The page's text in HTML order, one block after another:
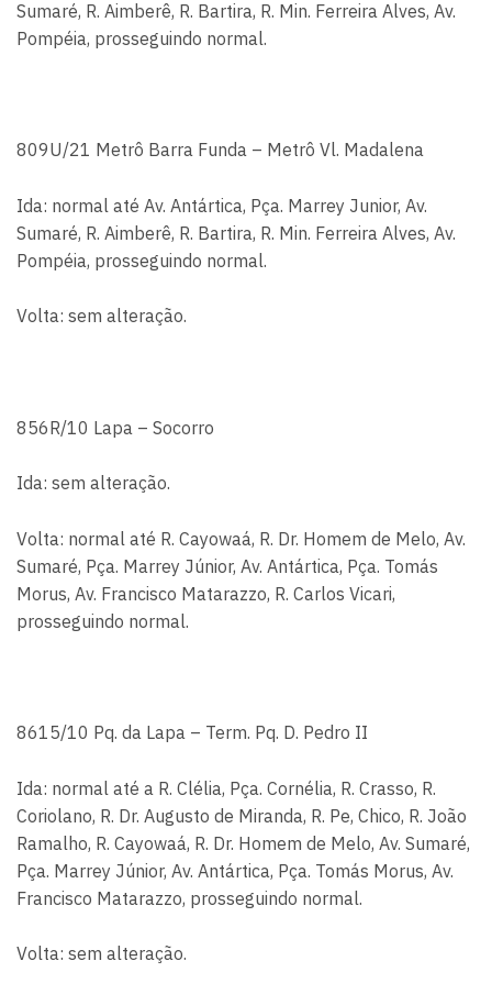
Sumaré, R. Aimberê, R. Bartira, R. Min. Ferreira Alves, Av.
Pompéia, prosseguindo normal.
809U/21 Metrô Barra Funda – Metrô Vl. Madalena
Ida: normal até Av. Antártica, Pça. Marrey Junior, Av.
Sumaré, R. Aimberê, R. Bartira, R. Min. Ferreira Alves, Av.
Pompéia, prosseguindo normal.
Volta: sem alteração.
856R/10 Lapa – Socorro
Ida: sem alteração.
Volta: normal até R. Cayowaá, R. Dr. Homem de Melo, Av.
Sumaré, Pça. Marrey Júnior, Av. Antártica, Pça. Tomás
Morus, Av. Francisco Matarazzo, R. Carlos Vicari,
prosseguindo normal.
8615/10 Pq. da Lapa – Term. Pq. D. Pedro II
Ida: normal até a R. Clélia, Pça. Cornélia, R. Crasso, R.
Coriolano, R. Dr. Augusto de Miranda, R. Pe, Chico, R. João
Ramalho, R. Cayowaá, R. Dr. Homem de Melo, Av. Sumaré,
Pça. Marrey Júnior, Av. Antártica, Pça. Tomás Morus, Av.
Francisco Matarazzo, prosseguindo normal.
Volta: sem alteração.